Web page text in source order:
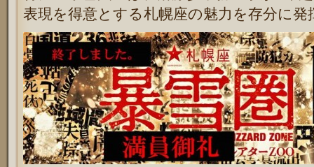
表現を得意とする札幌座の魅力を存分に発